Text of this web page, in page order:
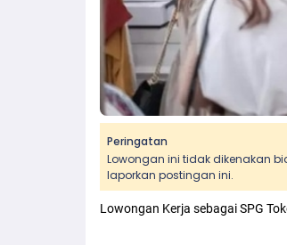
Peringatan
Lowongan ini tidak dikenakan
laporkan postingan ini.
Lowongan Kerja sebagai SPG